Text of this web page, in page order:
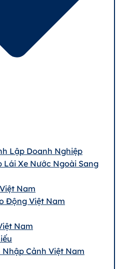
Lập Doanh Nghiệp
Lái Xe Nước Ngoài Sang
Nam
Động Việt Nam
Nam
Nhập Cảnh Việt Nam